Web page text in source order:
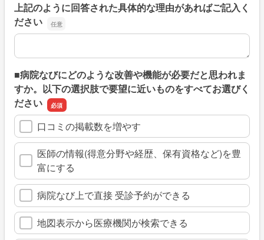
上記のように回答された具体的な理由があればご記入く
ださい
上記のように回答された具体的な理由があればご記入くだ
■病院なびにどのような改善や機能が必要だと思われま
すか。以下の選択肢で要望に近いものをすべてお選びく
ださい
口コミの掲載数を増やす
医師の情報(得意分野や経歴、保有資格など)を豊
富にする
病院なび上で直接 受診予約ができる
地図表示から医療機関が検索できる